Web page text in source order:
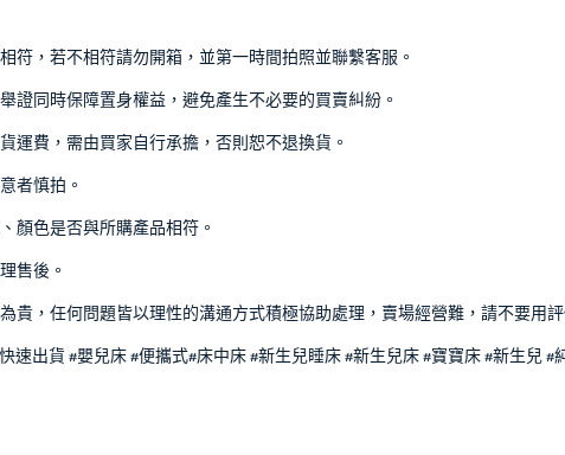
，若不相符請勿開箱，並第一時間拍照並聯繫客服。
同時保障置身權益，避免產生不必要的買賣糾紛。
運費，需由買家自行承擔，否則恕不退換貨。
者慎拍。
顏色是否與所購產品相符。
售後。
，任何問題皆以理性的溝通方式積極協助處理，賣場經營難，請不要用
出貨 #嬰兒床 #便攜式#床中床 #新生兒睡床 #新生兒床 #寶寶床 #新生兒